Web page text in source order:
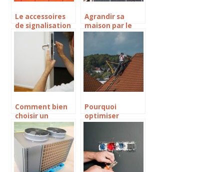
Le accessoires
de signalisation
pour les travaux
et besoins
Agrandir sa
maison par le
toit: dans quel
Comment bien
choisir un
serrurier pour
vos travaux de
serrurerie ?
Pourquoi
optimiser
l’isolation d’une